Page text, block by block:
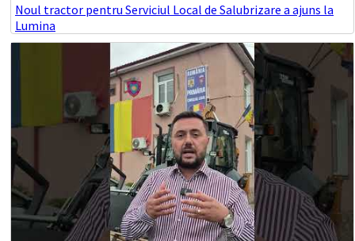
Noul tractor pentru Serviciul Local de Salubrizare a ajuns la
Lumina